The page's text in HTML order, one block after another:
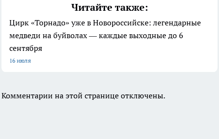
Читайте также:
Цирк «Торнадо» уже в Новороссийске: легендарные
медведи на буйволах — каждые выходные до 6
сентября
16 июля
Комментарии на этой странице отключены.